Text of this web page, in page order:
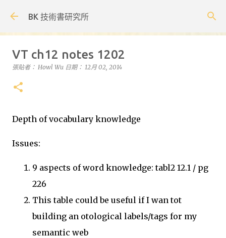
BK 技術書研究所
VT ch12 notes 1202
張貼者： Howl Wu 日期： 12月 02, 2014
Depth of vocabulary knowledge
Issues:
9 aspects of word knowledge: tabl2 12.1 / pg
226
This table could be useful if I wan tot
building an otological labels/tags for my
semantic web